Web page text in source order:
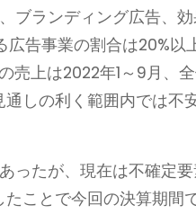
ブランディング広告、
広告事業の割合は20%
売上は2022年1～9月、
しの利く範囲内では不
ったが、現在は不確定
ことで今回の決算期間